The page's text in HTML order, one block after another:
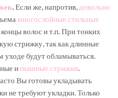
.Если же, напротив, довольно
многослойные стильные
волос и т.п. При тонких
стрижку, так как длинные
уходе будут обламываться.
ипышные стрижки.
Вы готовы укладывать
не требуют укладки. Только